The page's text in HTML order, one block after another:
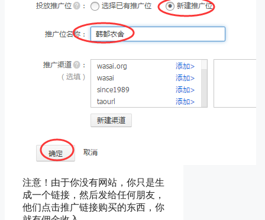
注意！由于你没有网站，你只是生
成一个链接，然后发给任何朋友，
他们点击推广链接购买的东西，你